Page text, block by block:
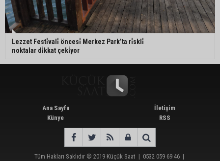
Lezzet Festi̇vali̇ öncesi̇ Merkez Park’ta ri̇skli̇
noktalar di̇kkat çeki̇yor
Ana Sayfa
Künye
İletişim
RSS
Tüm Hakları Saklıdır © 2019 Küçük Saat | 0532 059 69 46 |